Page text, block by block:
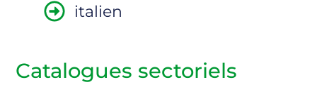
italien
Catalogues sectoriels